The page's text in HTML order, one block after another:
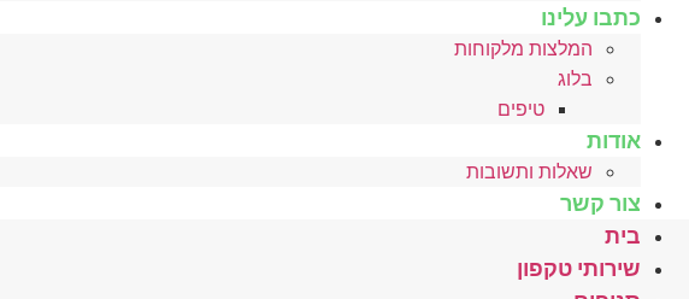
כתבו עלינו
המלצות מלקוחות
בלוג
טיפים
אודות
שאלות ותשובות
צור קשר
בית
שירותי טקפון